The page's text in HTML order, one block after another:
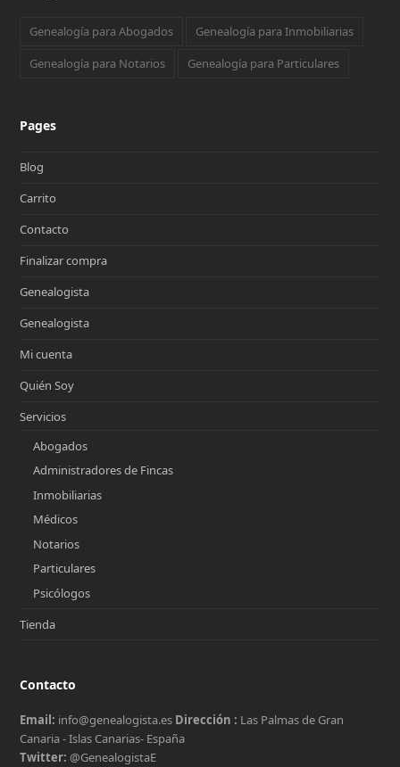
Genealogía para Abogados
Genealogía para Inmobiliarias
Genealogía para Notarios
Genealogía para Particulares
Pages
Blog
Carrito
Contacto
Finalizar compra
Genealogista
Genealogista
Mi cuenta
Quién Soy
Servicios
Abogados
Administradores de Fincas
Inmobiliarias
Médicos
Notarios
Particulares
Psicólogos
Tienda
Contacto
Email: info@genealogista.es Dirección : Las Palmas de Gran
Canaria - Islas Canarias- España
Twitter: @GenealogistaE